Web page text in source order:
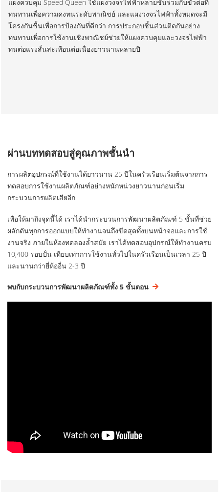
แผงควบคุม Speed Queen ใช้แผงวงจรไฟฟ้าหลายชั้นร่วมกับขั้วต่อที่
ทนทานเพื่อความคงทนระดับพาณิชย์ และแผงวงจรไฟฟ้าทั้งหมดจะมี
โครงกันชื้นเพื่อการป้องกันที่ดีกว่า การประกอบชิ้นส่วนติดกันอย่าง
ทนทานเพื่อการใช้งานเชิงพาณิชย์ช่วยให้แผงควบคุมและวงจรไฟฟ้า
ทนต่อแรงสั่นสะเทือนต่อเนื่องยาวนานหลายปี
ผ่านบททดสอบสู่คุณภาพชั้นนำ
การผลิตอุปกรณ์ที่ใช้งานได้ยาวนาน 25 ปีในครัวเรือนเริ่มต้นจากการ
ทดสอบการใช้งานผลิตภัณฑ์อย่างหนักหน่วงยาวนานก่อนเริ่ม
กระบวนการผลิตเสียอีก
เพื่อให้มาถึงจุดนี้ได้ เราได้นำกระบวนการพัฒนาผลิตภัณฑ์ 5 ขั้นที่ช่วย
ผลักดันทุกการออกแบบให้ทำงานจนถึงขีดสุดทั้งบนหน้าจอและการใช้
งานจริง ภายในห้องทดลองล้ำสมัย เราได้ทดสอบอุปกรณ์ให้ทำงานครบ
10,400 รอบปั่น เทียบเท่าการใช้งานทั่วไปในครัวเรือนเป็นเวลา 25 ปี
และนานกว่ายี่ห้ออื่น 2-3 ปี
พบกับกระบวนการพัฒนาผลิตภัณฑ์ทั้ง 5 ขั้นตอน